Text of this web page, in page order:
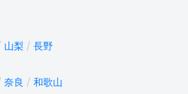
山梨
長野
奈良
和歌山